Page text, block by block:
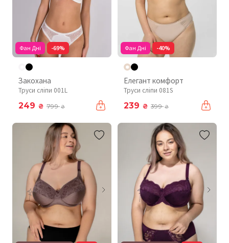
Фан Дні -69%
Закохана
Труси сліпи 001L
249 ₴ 799₴
Фан Дні -40%
Елегант комфорт
Труси сліпи 081S
239 ₴ 399₴